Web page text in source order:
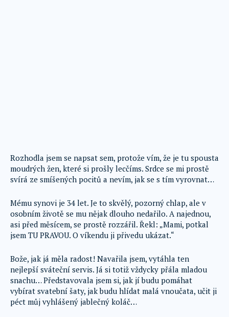
Rozhodla jsem se napsat sem, protože vím, že je tu spousta
moudrých žen, které si prošly lecčíms. Srdce se mi prostě
svírá ze smíšených pocitů a nevím, jak se s tím vyrovnat…
Mému synovi je 34 let. Je to skvělý, pozorný chlap, ale v
osobním životě se mu nějak dlouho nedařilo. A najednou,
asi před měsícem, se prostě rozzářil. Řekl: „Mami, potkal
jsem TU PRAVOU. O víkendu ji přivedu ukázat.“
Bože, jak já měla radost! Navařila jsem, vytáhla ten
nejlepší sváteční servis. Já si totiž vždycky přála mladou
snachu… Představovala jsem si, jak jí budu pomáhat
vybírat svatební šaty, jak budu hlídat malá vnoučata, učit ji
péct můj vyhlášený jablečný koláč…